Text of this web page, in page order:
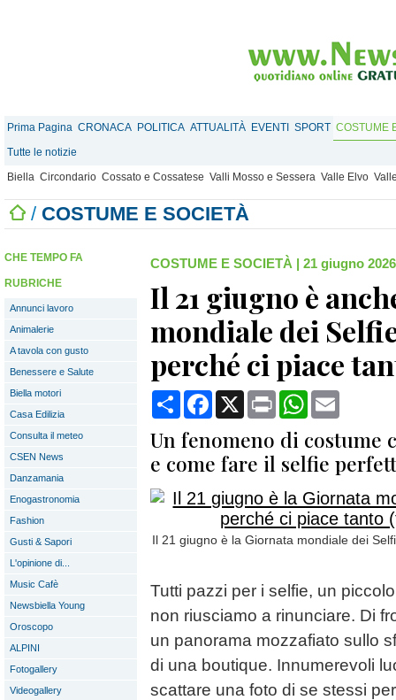
Prima Pagina CRONACA POLITICA ATTUALITÀ EVENTI SPORT COSTUME
Tutte le notizie
Biella Circondario Cossato e Cossatese Valli Mosso e Sessera Valle Elvo
/ COSTUME E SOCIETÀ
CHE TEMPO FA
RUBRICHE
Annunci lavoro
Animalerie
A tavola con gusto
Benessere e Salute
Biella motori
Casa Edilizia
Consulta il meteo
CSEN News
Danzamania
Enogastronomia
Fashion
Gusti & Sapori
L'opinione di...
Music Cafè
Newsbiella Young
Oroscopo
ALPINI
Fotogallery
Videogallery
COSTUME E SOCIETÀ | 21 giugno
Il 21 giugno è
mondiale dei
perché ci piace
CondividiFacebook
X Print WhatsApp
Un fenomeno di costume
e come fare il selfie
Il 21 giugno è la Giornata mondiale dei
Tutti pazzi per i selfie, un
non riusciamo a rinunciare. Di
un panorama mozzafiato sullo
di una boutique. Innumerevoli
scattare una foto di se stessi